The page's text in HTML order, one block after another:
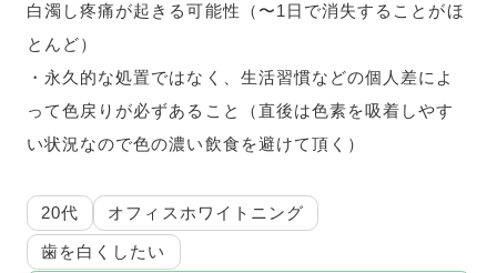
白濁し疼痛が起きる可能性（〜1日で消失することがほ
とんど）
・永久的な処置ではなく、生活習慣などの個人差によ
って色戻りが必ずあること（直後は色素を吸着しやす
い状況なので色の濃い飲食を避けて頂く）
20代 オフィスホワイトニング
歯を白くしたい